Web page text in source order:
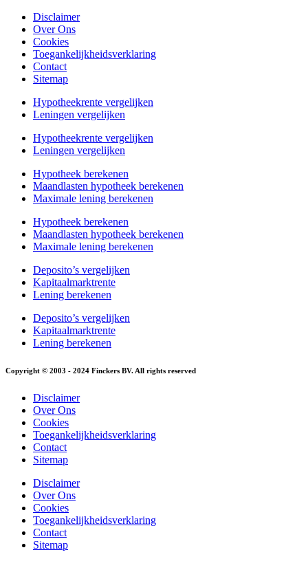
Disclaimer
Over Ons
Cookies
Toegankelijkheidsverklaring
Contact
Sitemap
Hypotheekrente vergelijken
Leningen vergelijken
Hypotheekrente vergelijken
Leningen vergelijken
Hypotheek berekenen
Maandlasten hypotheek berekenen
Maximale lening berekenen
Hypotheek berekenen
Maandlasten hypotheek berekenen
Maximale lening berekenen
Deposito’s vergelijken
Kapitaalmarktrente
Lening berekenen
Deposito’s vergelijken
Kapitaalmarktrente
Lening berekenen
Copyright © 2003 - 2024 Finckers BV. All rights reserved
Disclaimer
Over Ons
Cookies
Toegankelijkheidsverklaring
Contact
Sitemap
Disclaimer
Over Ons
Cookies
Toegankelijkheidsverklaring
Contact
Sitemap